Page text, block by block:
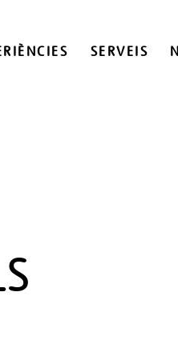
SERVEIS